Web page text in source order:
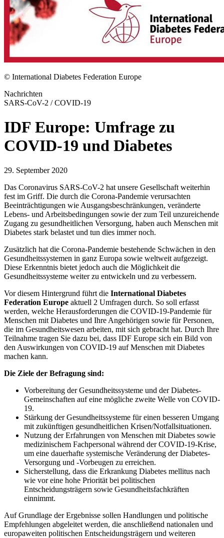
© International Diabetes Federation Europe
Nachrichten
SARS-CoV-2 / COVID-19
IDF Europe: Umfrage zu
COVID-19 und Diabetes
29. September 2020
Das Coronavirus SARS-CoV-2 hat unsere Gesellschaft weiterhin
fest im Griff. Die durch die Corona-Pandemie verursachten
Beeinträchtigungen wie Ausgangsbeschränkungen, veränderte
Lebens- und Arbeitsbedingungen sowie der zum Teil unzureichende
Zugang zu gesundheitlichen Versorgung, haben auch Menschen mit
Diabetes stark belastet und tun dies immer noch.
Zusätzlich hat die Corona-Pandemie bestehende Schwächen in den
Gesundheitssystemen in ganz Europa sowie weltweit aufgezeigt.
Diese Erkenntnis bietet jedoch auch die Möglichkeit die
Gesundheitssysteme weiter zu entwickeln und zu verbessern.
Vor diesem Hintergrund führt die International Diabetes
Federation Europe aktuell 2 Umfragen durch. So soll erfasst
werden, welche Herausforderungen die COVID-19-Pandemie für
Menschen mit Diabetes und Ihre Angehörigen sowie für Personen,
die im Gesundheitswesen arbeiten, mit sich gebracht hat. Durch Ihre
Teilnahme tragen Sie dazu bei, dass IDF Europe sich ein Bild von
den Auswirkungen von COVID-19 auf Menschen mit Diabetes
machen kann.
Die Ziele der Befragung sind:
Vorbereitung der Gesundheitssysteme und der Diabetes-
Gemeinschaften auf eine mögliche zweite Welle von COVID-
19.
Stärkung der Gesundheitssysteme für einen besseren Umgang
mit zukünftigen gesundheitlichen Krisen/Notfallsituationen.
Nutzung der Erfahrungen von Menschen mit Diabetes sowie
medizinischem Fachpersonal während der COVID-19-Krise,
um eine dauerhafte systemische Veränderung der Diabetes-
Versorgung und -Vorbeugen zu erreichen.
Sicherstellung, dass die Erkrankung Diabetes mellitus nach
wie vor eine hohe Priorität bei politischen
Entscheidungsträgern sowie Gesundheitsfachkräften
einnimmt.
Auf Grundlage der Ergebnisse sollen Handlungen und politische
Empfehlungen abgeleitet werden, die anschließend nationalen und
europaweiten politischen Entscheidungsträgern und weiteren